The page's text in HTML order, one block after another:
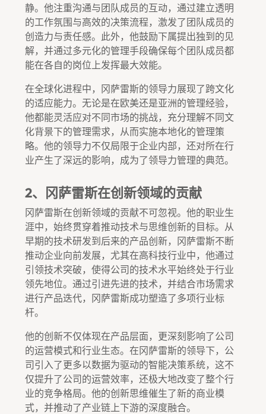
静。他注重沟通与团队成员的互动，通过建立透明
的工作氛围与高效的决策流程，激发了团队成员的
创造力与责任感。此外，他鼓励下属提出独到的见
解，并通过多元化的管理手段确保每个团队成员都
能在各自的岗位上发挥最大效能。
在全球化进程中，冈萨雷斯的领导力展现了跨文化
的适应能力。无论是在欧美还是亚洲的管理经验，
他都能灵活应对不同市场的挑战，充分理解不同文
化背景下的管理需求，从而实施本地化的管理策
略。他的领导力不仅局限于企业内部，还对所在行
业产生了深远的影响，成为了领导力管理的典范。
2、冈萨雷斯在创新领域的贡献
冈萨雷斯在创新领域的贡献不可忽视。他的职业生
涯中，始终贯穿着推动技术与思维创新的目标。从
早期的技术研发到后来的产品创新，冈萨雷斯不断
推动企业向前发展，尤其在高科技行业中，他通过
引领技术突破，使得公司的技术水平始终处于行业
领先地位。通过引进先进的技术，并结合市场需求
进行产品迭代，冈萨雷斯成功塑造了多项行业标
杆。
他的创新不仅体现在产品层面，更深刻影响了公司
的运营模式和行业生态。在冈萨雷斯的领导下，公
司引入了更多以数据为驱动的智能决策系统，这不
仅提升了公司的运营效率，还极大地改变了整个行
业的竞争格局。他的创新思维催生了新的商业模
式，并推动了产业链上下游的深度融合。